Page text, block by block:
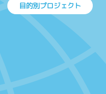
目的別プロジェクト